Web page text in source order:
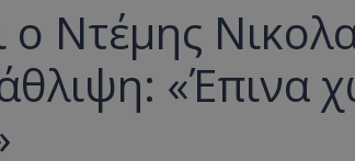
Ντέμης
«Έπινα